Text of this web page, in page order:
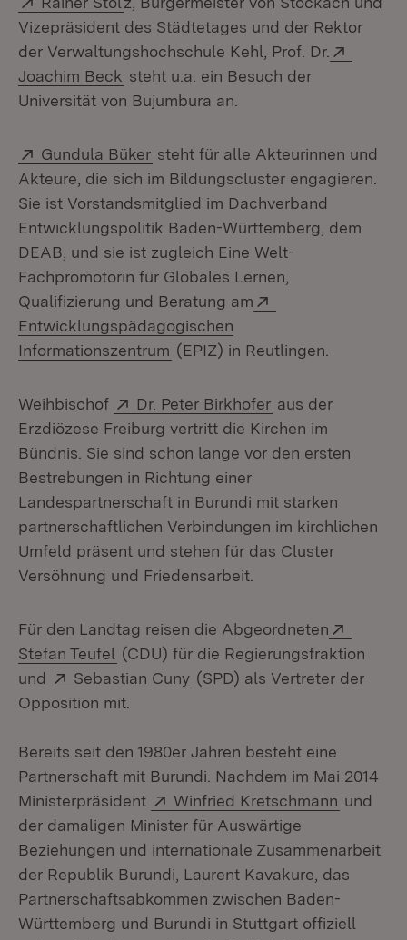
Vizepräsident des Städtetages und der Rektor
der Verwaltungshochschule Kehl, Prof. Dr.
Joachim Beck (Öffnet in neuem Fenster)
steht u.a. ein Besuch der
Universität von Bujumbura an.
Extern:
Gundula Büker (Öffnet in neuem Fenster)
steht für alle Akteurinnen und
Akteure, die sich im Bildungscluster engagieren.
Sie ist Vorstandsmitglied im Dachverband
Entwicklungspolitik Baden-Württemberg, dem
DEAB, und sie ist zugleich Eine Welt-
Fachpromotorin für Globales Lernen,
Qualifizierung und Beratung am
Entwicklungspädagogischen
Informationszentrum (Öffnet in neuem Fenster)
(EPIZ) in Reutlingen.
Weihbischof Extern:
Dr. Peter Birkhofer (Öffnet in neuem
aus der
Erzdiözese Freiburg vertritt die Kirchen im
Bündnis. Sie sind schon lange vor den ersten
Bestrebungen in Richtung einer
Landespartnerschaft in Burundi mit starken
partnerschaftlichen Verbindungen im kirchlichen
Umfeld präsent und stehen für das Cluster
Versöhnung und Friedensarbeit.
Für den Landtag reisen die Abgeordneten
Stefan Teufel (Öffnet in neuem Fenster)
(CDU) für die Regierungsfraktion
und
Extern:
Sebastian Cuny (Öffnet in neuem Fenster)
(SPD) als Vertreter der
Opposition mit.
Bereits seit den 1980er Jahren besteht eine
Partnerschaft mit Burundi. Nachdem im Mai 2014
Ministerpräsident
Extern:
Winfried Kretschmann (Öffnet
und
der damaligen Minister für Auswärtige
Beziehungen und internationale Zusammenarbeit
der Republik Burundi, Laurent Kavakure, das
Partnerschaftsabkommen zwischen Baden-
Württemberg und Burundi in Stuttgart offiziell